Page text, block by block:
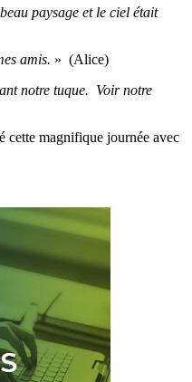
paysage et le ciel était
amis. » (Alice)
notre tuque. Voir notre
cette magnifique journée avec